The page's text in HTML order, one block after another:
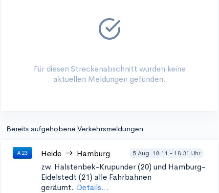
Für diesen Streckenabschnitt wurden keine
aktuellen Meldungen gefunden.
Bereits aufgehobene Verkehrsmeldungen
A 23 Heide Hamburg 5.Aug. 18:11 - 18:31 Uhr
zw. Halstenbek-Krupunder (20) und Hamburg-
Eidelstedt (21) alle Fahrbahnen
geräumt. Details...